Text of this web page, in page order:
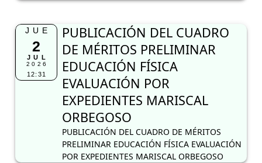
JUE
2
JUL
2026
12:31
PUBLICACIÓN DEL CUADRO
DE MÉRITOS PRELIMINAR
EDUCACIÓN FÍSICA
EVALUACIÓN POR
EXPEDIENTES MARISCAL
ORBEGOSO
PUBLICACIÓN DEL CUADRO DE MÉRITOS
PRELIMINAR EDUCACIÓN FÍSICA EVALUACIÓN
POR EXPEDIENTES MARISCAL ORBEGOSO